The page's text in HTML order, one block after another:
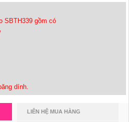
SBTH339 gồm có
dính.
LIÊN HỆ MUA HÀNG